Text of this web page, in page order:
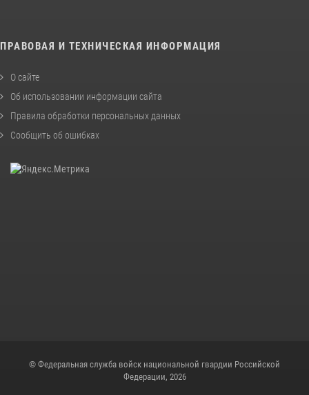
ПРАВОВАЯ И ТЕХНИЧЕСКАЯ ИНФОРМАЦИЯ
О сайте
Об использовании информации сайта
Правила обработки персональных данных
Сообщить об ошибках
© Федеральная служба войск национальной гвардии Российской
Федерации, 2026